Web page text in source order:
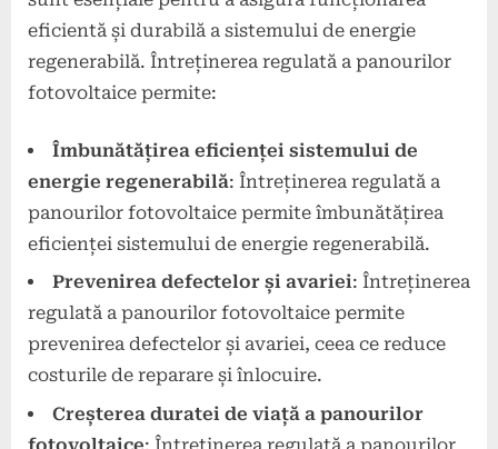
eficientă și durabilă a sistemului de energie
regenerabilă. Întreținerea regulată a panourilor
fotovoltaice permite:
Îmbunătățirea eficienței sistemului de
energie regenerabilă: Întreținerea regulată a
panourilor fotovoltaice permite îmbunătățirea
eficienței sistemului de energie regenerabilă.
Prevenirea defectelor și avariei: Întreținerea
regulată a panourilor fotovoltaice permite
prevenirea defectelor și avariei, ceea ce reduce
costurile de reparare și înlocuire.
Creșterea duratei de viață a panourilor